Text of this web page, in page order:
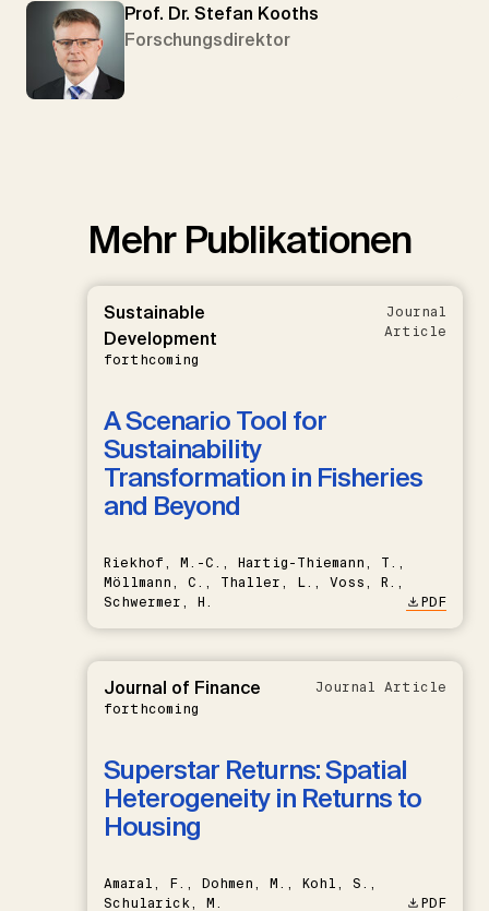
Prof. Dr. Stefan Kooths
Forschungsdirektor
Mehr Publikationen
Sustainable
Development
forthcoming
Journal
Article
A Scenario Tool for
Sustainability
Transformation in Fisheries
and Beyond
Riekhof, M.-C., Hartig-Thiemann, T.,
Möllmann, C., Thaller, L., Voss, R.,
Schwermer, H.
PDF
Journal of Finance
forthcoming
Journal Article
Superstar Returns: Spatial
Heterogeneity in Returns to
Housing
Amaral, F., Dohmen, M., Kohl, S.,
Schularick, M.
PDF